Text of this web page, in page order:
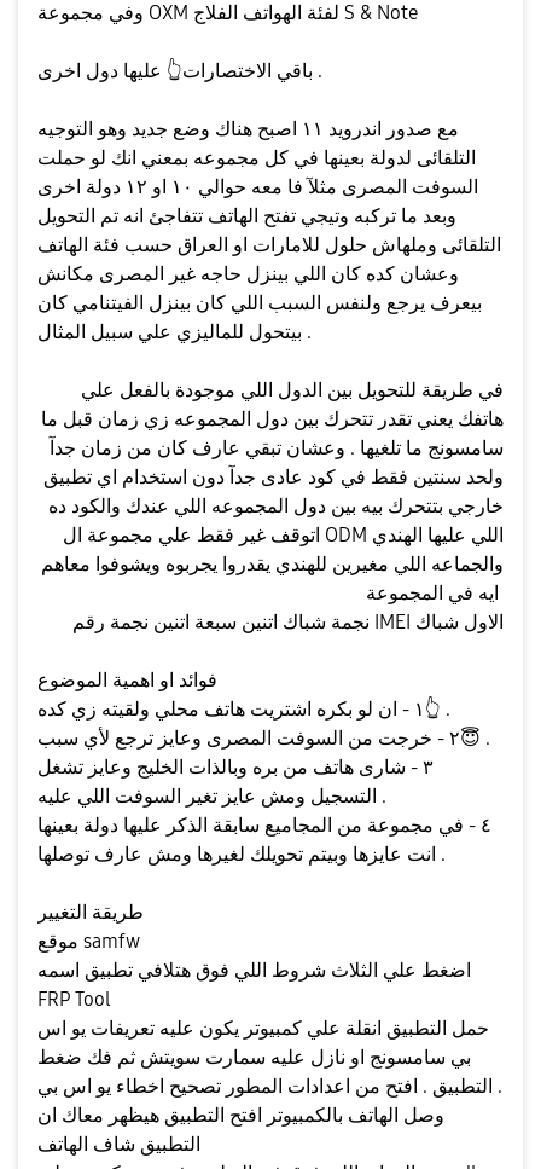
وفي مجموعة OXM لفئة الهواتف الفلاج S & Note
باقي الاختصارات👆 عليها دول اخرى .
مع صدور اندرويد ١١ اصبح هناك وضع جديد وهو التوجيه
التلقائى لدولة بعينها في كل مجموعه بمعني انك لو حملت
السوفت المصرى مثلآ فا معه حوالي ١٠ او ١٢ دولة اخرى
وبعد ما تركبه وتيجي تفتح الهاتف تتفاجئ انه تم التحويل
التلقائى وملهاش حلول للامارات او العراق حسب فئة الهاتف
وعشان كده كان اللي بينزل حاجه غير المصرى مكانش
بيعرف يرجع ولنفس السبب اللي كان بينزل الفيتنامي كان
بيتحول للماليزي علي سبيل المثال .
في طريقة للتحويل بين الدول اللي موجودة بالفعل علي
هاتفك يعني تقدر تتحرك بين دول المجموعه زي زمان قبل ما
سامسونج ما تلغيها . وعشان تبقي عارف كان من زمان جدآ
ولحد سنتين فقط في كود عادى جدآ دون استخدام اي تطبيق
خارجي بتتحرك بيه بين دول المجموعه اللي عندك والكود ده
اتوقف غير فقط علي مجموعة ال ODM اللي عليها الهندي
والجماعه اللي مغيرين للهندي يقدروا يجربوه ويشوفوا معاهم
نجمة شباك اتنين سبعة اتنين نجمة رقم IMEI الاول شباك
١ - ان لو بكره اشتريت هاتف محلي ولقيته زي كده 👆 .
٢ - خرجت من السوفت المصرى وعايز ترجع لأي سبب😇 .
٣ - شارى هاتف من بره وبالذات الخليج وعايز تشغل
التسجيل ومش عايز تغير السوفت اللي عليه .
٤ - في مجموعة من المجاميع سابقة الذكر عليها دولة بعينها
انت عايزها وبيتم تحويلك لغيرها ومش عارف توصلها .
موقع samfw
اضغط علي الثلاث شروط اللي فوق هتلافي تطبيق اسمه
FRP Tool
حمل التطبيق انقلة علي كمبيوتر يكون عليه تعريفات يو اس
بي سامسونج او نازل عليه سمارت سويتش ثم فك ضغط
التطبيق . افتح من اعدادات المطور تصحيح اخطاء يو اس بي .
وصل الهاتف بالكمبيوتر افتح التطبيق هيظهر معاك ان
التطبيق شاف الهاتف